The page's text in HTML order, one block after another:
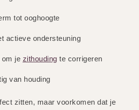
tot ooghoogte
actieve ondersteuning
om je zithouding te corrigeren
van houding
zitten, maar voorkomen dat je